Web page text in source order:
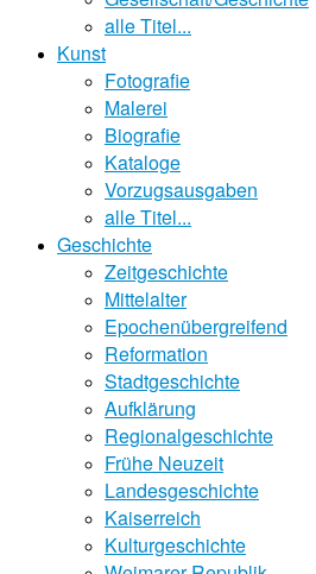
alle Titel...
Kunst
Fotografie
Malerei
Biografie
Kataloge
Vorzugsausgaben
alle Titel...
Geschichte
Zeitgeschichte
Mittelalter
Epochenübergreifend
Reformation
Stadtgeschichte
Aufklärung
Regionalgeschichte
Frühe Neuzeit
Landesgeschichte
Kaiserreich
Kulturgeschichte